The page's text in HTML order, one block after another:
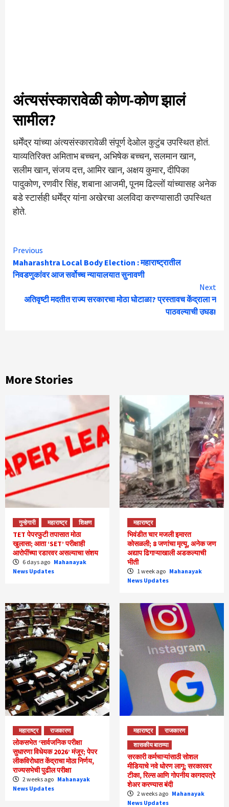
अंत्यसंस्कारावेळी कोण-कोण झालं
सामील?
धर्मेंद्र यांच्या अंत्यसंस्कारावेळी संपूर्ण देओल कुटुंब उपस्थित होतं.
याव्यतिरिक्त अमिताभ बच्चन, अभिषेक बच्चन, सलमान खान,
सलीम खान, संजय दत्त, आमिर खान, अक्षय कुमार, दीपिका
पादुकोण, रणवीर सिंह, शबाना आजमी, पूनम ढिल्लों यांच्यासह अनेक
बडे स्टार्सही धर्मेंद्र यांना अखेरचा अलविदा करण्यासाठी उपस्थित
होते.
Continue
Reading
Previous
Maharashtra Local Body Election : महाराष्ट्रातील
निवडणुकांवर आज सर्वोच्च न्यायालयात सुनावणी
Next
अतिवृष्टी मदतीत राज्य सरकारचा मोठा घोटाळा? प्रस्तावच केंद्राला न
पाठवल्याची उघड!
More Stories
गुन्हेगारी महाराष्ट्र शिक्षण
TET पेपरफुटी तपासात मोठा
खुलासा; आता ‘SET’ परीक्षाही
आरोपींच्या रडारवर असल्याचा संशय
6 days ago Mahanayak
News Updates
महाराष्ट्र
भिवंडीत चार मजली इमारत
कोसळली; 8 जणांचा मृत्यू, अनेक जण
अद्याप ढिगाऱ्याखाली अडकल्याची
भीती
1 week ago Mahanayak
News Updates
महाराष्ट्र राजकारण
लोकसभेत ‘सार्वजनिक परीक्षा
सुधारणा विधेयक 2026’ मंजूर; पेपर
लीकविरोधात केंद्राचा मोठा निर्णय,
राज्यसभेची पुढील परीक्षा
2 weeks ago Mahanayak
News Updates
महाराष्ट्र
राजकारण
शासकीय बातम्या
सरकारी कर्मचाऱ्यांसाठी सोशल
मीडियाचे नवे धोरण लागू; सरकारवर
टीका, रिल्स आणि गोपनीय कागदपत्रे
शेअर करण्यास बंदी
2 weeks ago Mahanayak
News Updates